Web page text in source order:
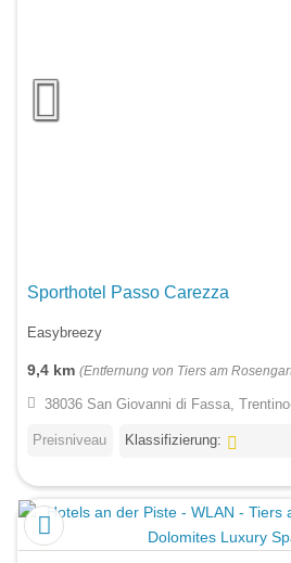
Sporthotel Passo Carezza
Easybreezy
9,4 km (Entfernung von Tiers am
38036 San Giovanni di Fassa,
Preisniveau Klassifizierung: